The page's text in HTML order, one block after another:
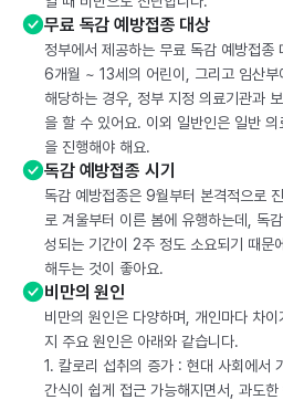
무료 독감 예방접종 대상
정부에서 제공하는 무료 독감 예방접
6개월 ~ 13세의 어린이, 그리고 임산부
해당하는 경우, 정부 지정 의료기관과
을 할 수 있어요. 이외 일반인은 일반
을 진행해야 해요.
독감 예방접종 시기
독감 예방접종은 9월부터 본격적으로
로 겨울부터 이른 봄에 유행하는데, 독
성되는 기간이 2주 정도 소요되기 때문
해두는 것이 좋아요.
비만의 원인
비만의 원인은 다양하며, 개인마다 차
지 주요 원인은 아래와 같습니다.
1. 칼로리 섭취의 증가 : 현대 사회에서
간식이 쉽게 접근 가능해지면서, 과도